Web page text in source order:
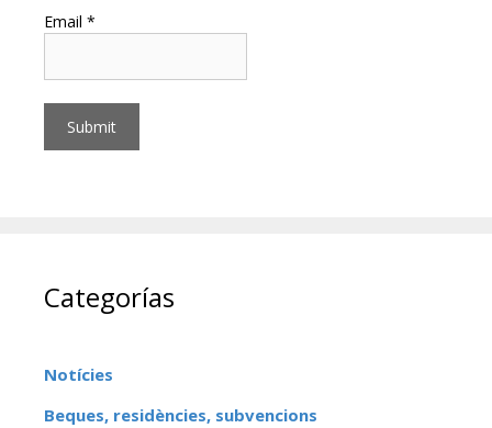
Email *
Categorías
Notícies
Beques, residències, subvencions